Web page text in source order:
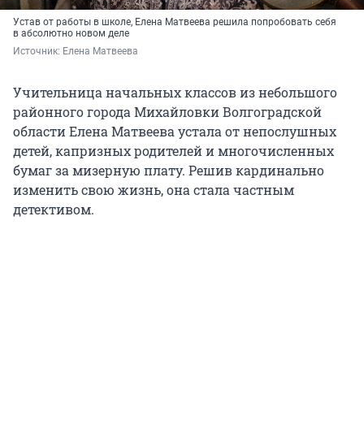
Устав от работы в школе, Елена Матвеева решила попробовать себя
в абсолютно новом деле
Источник: Елена Матвеева
Учительница начальных классов из небольшого
районного города Михайловки Волгоградской
области Елена Матвеева устала от непослушных
детей, капризных родителей и многочисленных
бумаг за мизерную плату. Решив кардинально
изменить свою жизнь, она стала частным
детективом.